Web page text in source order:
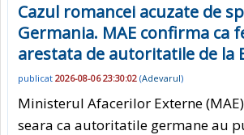
Cazul romancei acuzate de
Germania. MAE confirma ca
arestata de autoritatile de la
publicat 2026-08-06 23:30:02 (Adevarul)
Ministerul Afacerilor Externe
seara ca autoritatile germane au